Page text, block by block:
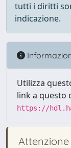
tutti i diritti
indicazione.
Utilizza
link a questo
https://
Attenzione